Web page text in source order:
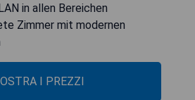
in allen Bereichen
Zimmer mit modernen
I PREZZI